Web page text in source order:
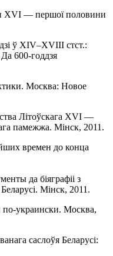
XVI — першої половини
ў XІV–XVIII стст.:
600-годдзя
Москва: Новое
Літоўскага XVІ —
памежжа. Мінск, 2011.
времен до конца
да біяграфіі з
Мінск, 2011.
украински. Москва,
саслоўя Беларусі: